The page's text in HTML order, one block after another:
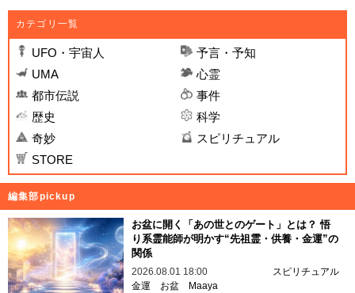
カテゴリ一覧
UFO・宇宙人
予言・予知
UMA
心霊
都市伝説
事件
歴史
科学
奇妙
スピリチュアル
STORE
編集部pickup
お盆に開く「あの世とのゲート」とは？ 悟
り系霊能師が明かす“先祖霊・供養・金運”の
関係
2026.08.01 18:00
スピリチュアル
金運
お盆
Maaya